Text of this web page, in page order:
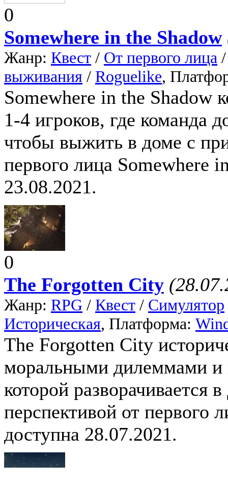
0
Somewhere in the Shadow
Жанр: Квест / От первого лица
выживания / Roguelike,
Somewhere in the Shadow
1-4 игроков, где команда
чтобы выжить в доме с
первого лица Somewhere
23.08.2021.
0
The Forgotten City
Жанр: RPG / Квест / Симулятор
Историческая, Платформа:
The Forgotten City
моральными дилеммами и
которой разворачивается
перспективой от первого
доступна 28.07.2021.